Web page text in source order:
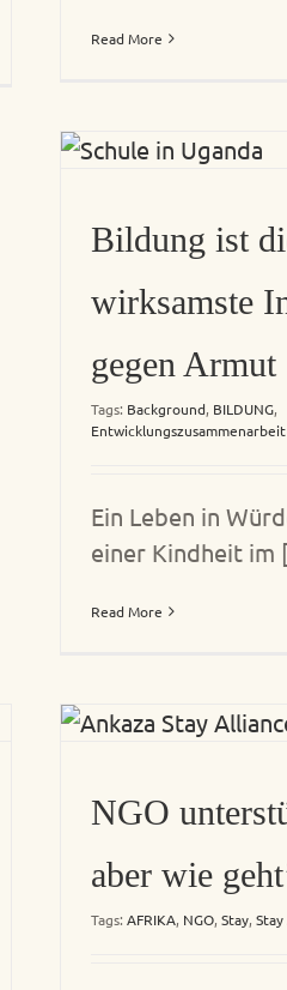
Read More
Bildung ist
wirksamste
gegen Armut
Tags: Background, BILDUNG,
Entwicklungszusammenarbeit
Ein Leben in
einer Kindheit im
Read More
NGO
aber wie
Tags: AFRIKA, NGO, Stay,